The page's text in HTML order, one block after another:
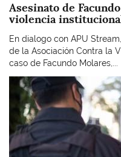
Asesinato de
violencia
En dialogo con APU
de la Asociación Contra la
caso de Facundo Molares,...
Imagen